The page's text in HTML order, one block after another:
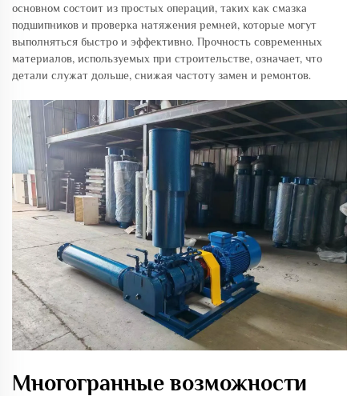
основном состоит из простых операций, таких как смазка
подшипников и проверка натяжения ремней, которые могут
выполняться быстро и эффективно. Прочность современных
материалов, используемых при строительстве, означает, что
детали служат дольше, снижая частоту замен и ремонтов.
Многогранные возможности